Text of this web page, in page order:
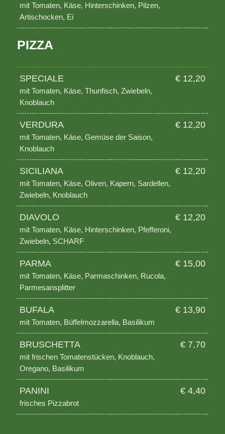
mit Tomaten, Käse, Hinterschinken, Pilzen,
Artischocken, Ei
PIZZA
SPECIALE € 12,20
mit Tomaten, Käse, Thunfisch, Zwiebeln,
Knoblauch
VERDURA € 12,20
mit Tomaten, Käse, Gemüse der Saison,
Knoblauch
SICILIANA € 12,20
mit Tomaten, Käse, Oliven, Kapern, Sardellen,
Zwiebeln, Knoblauch
DIAVOLO € 12,20
mit Tomaten, Käse, Hinterschinken, Pfefferoni,
Zwiebeln, SCHARF
PARMA € 15,00
mit Tomaten, Käse, Parmaschinken, Rucola,
Parmesansplitter
BUFALA € 13,90
mit Tomaten, Büffelmozzarella, Basilikum
BRUSCHETTA € 7,70
mit frischen Tomatenstücken, Knoblauch,
Oregano, Basilikum
PANINI € 4,40
frisches Pizzabrot